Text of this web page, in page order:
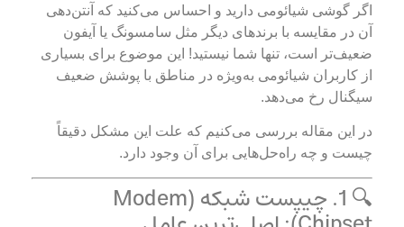
اگر گوشی شیائومی دارید و احساس می‌کنید که آنتن‌دهی
آن در مقایسه با برندهای دیگر مثل سامسونگ یا آیفون
ضعیف‌تر است، تنها شما نیستید! این موضوع برای بسیاری
از کاربران شیائومی به‌ویژه در مناطق با پوشش ضعیف
سیگنال رخ می‌دهد.
در این مقاله بررسی می‌کنیم که علت این مشکل دقیقاً
چیست و چه راه‌حل‌هایی برای آن وجود دارد.
🔍 1. چیپست شبکه (Modem